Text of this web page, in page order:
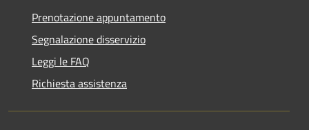
Prenotazione appuntamento
Segnalazione disservizio
Leggi le FAQ
Richiesta assistenza